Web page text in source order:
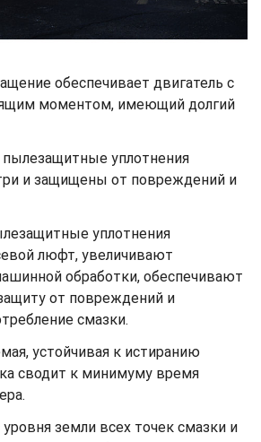
обеспечивает двигатель с
моментом, имеющий долгий
уплотнения
и защищены от повреждений и
уплотнения
люфт, увеличивают
обработки, обеспечивают
от повреждений и
смазки.
устойчивая к истиранию
сводит к минимуму время
земли всех точек смазки и